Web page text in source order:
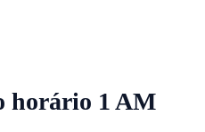
horário 1 AM